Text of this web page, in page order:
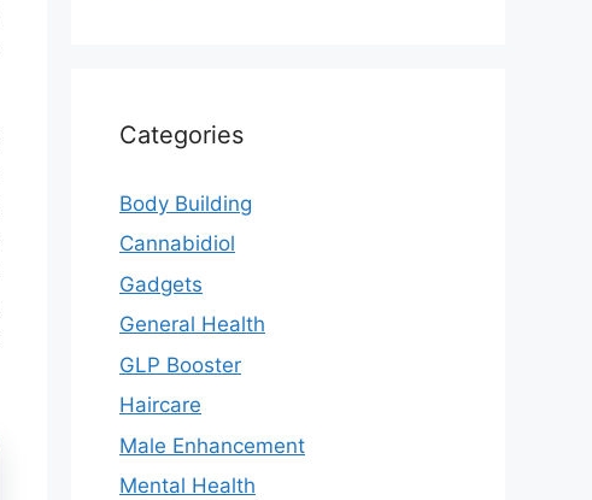
Categories
Body Building
Cannabidiol
Gadgets
General Health
GLP Booster
Haircare
Male Enhancement
Mental Health